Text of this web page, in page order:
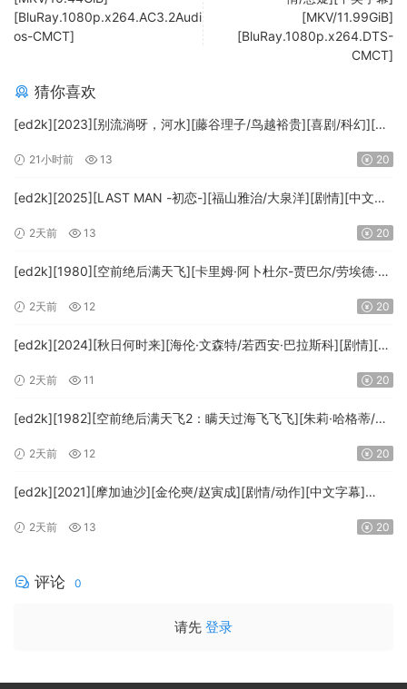
[BluRay.1080p.x264.AC3.2Audi
os-CMCT]
[MKV/11.99GiB]
[BluRay.1080p.x264.DTS-
CMCT]
猜你喜欢
[ed2k][2023][别流淌呀，河水][藤谷理子/鸟越裕贵][喜剧/科幻][中
21小时前 13 20
[ed2k][2025][LAST MAN -初恋-][福山雅治/大泉洋][剧情][中文字
2天前 13 20
[ed2k][1980][空前绝后满天飞][卡里姆·阿卜杜尔-贾巴尔/劳埃德·布
HD.MA5.1.x265.10bit-BeiTai]
2天前 12 20
[ed2k][2024][秋日何时来][海伦·文森特/若西安·巴拉斯科][剧情][中
FRDS]
2天前 11 20
[ed2k][1982][空前绝后满天飞2：瞒天过海飞飞飞][朱莉·哈格蒂/罗
[1080p.BluRay.x264.DTS-WiKi]
2天前 12 20
[ed2k][2021][摩加迪沙][金伦奭/赵寅成][剧情/动作][中文字幕]
2天前 13 20
评论 0
请先 登录